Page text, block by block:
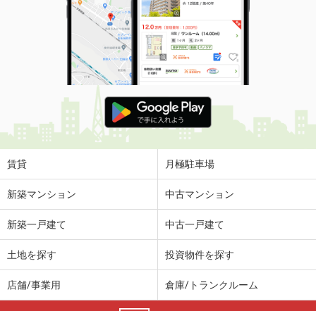
賃貸 月極駐車場
新築マンション 中古マンション
新築一戸建て 中古一戸建て
土地を探す 投資物件を探す
店舗/事業用 倉庫/トランクルーム